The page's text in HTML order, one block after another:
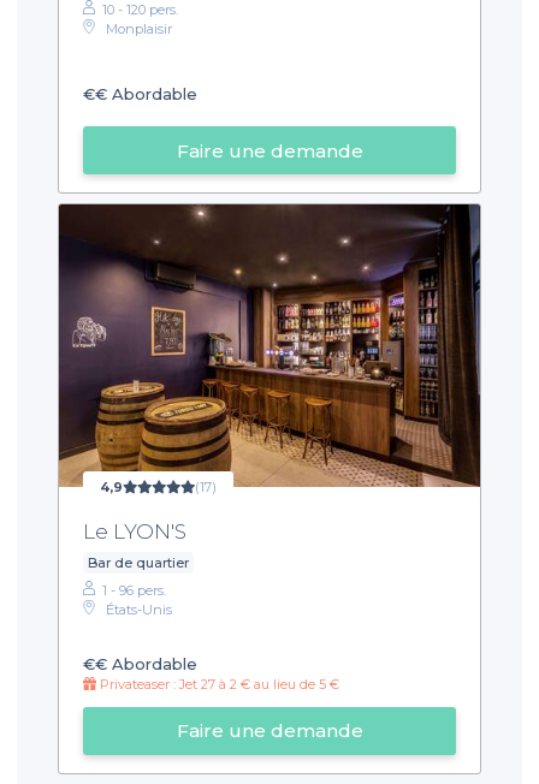
10 - 120 pers.
Monplaisir
€€ Abordable
Faire une demande
4,9 (17)
Le LYON'S
Bar de quartier
1 - 96 pers.
États-Unis
€€ Abordable
Privateaser : Jet 27 à 2 € au lieu de 5 €
Faire une demande